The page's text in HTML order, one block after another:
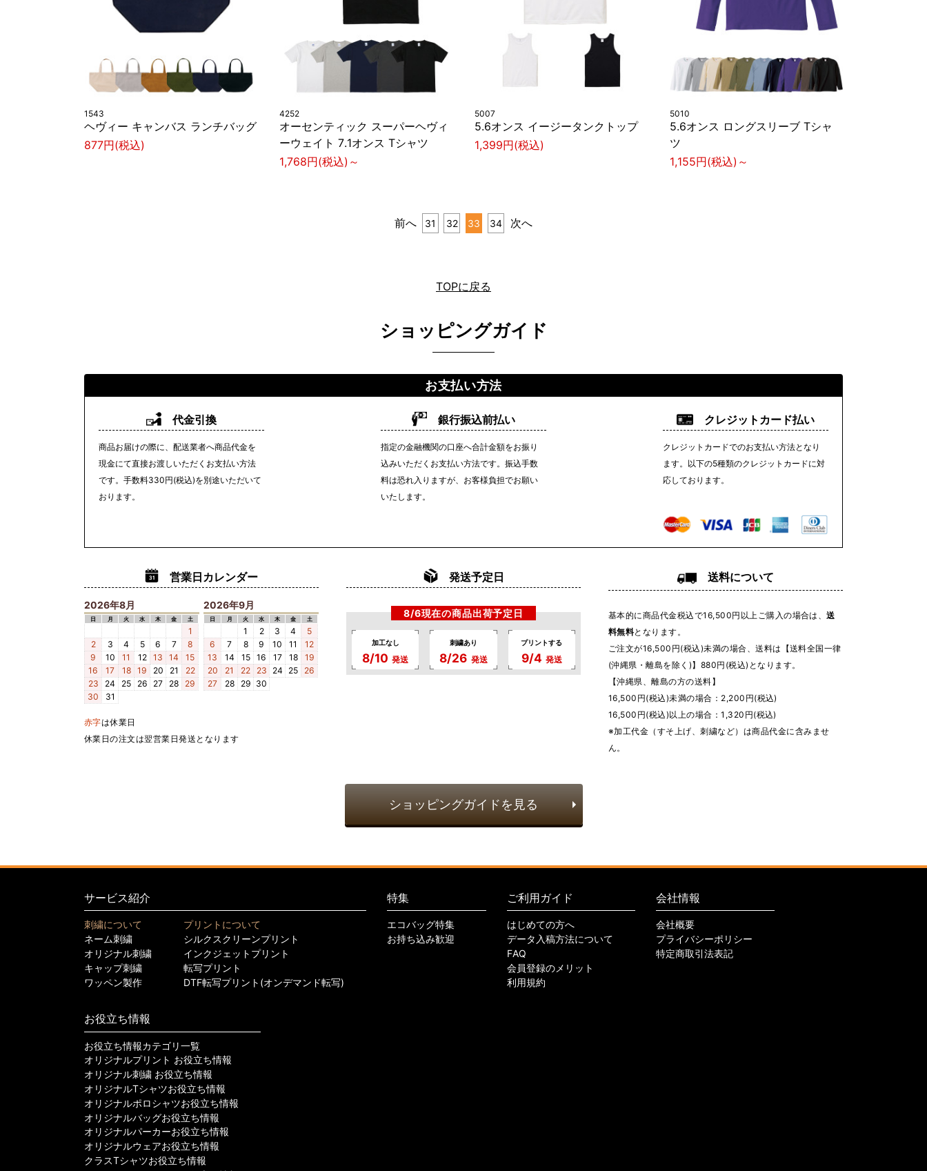
1543
ヘヴィー キャンバス ランチバッグ
877円(税込)
4252
オーセンティック スーパーヘヴィ
ーウェイト 7.1オンス Tシャツ
1,768円(税込)～
5007
5.6オンス イージータンクトップ
1,399円(税込)
5010
5.6オンス ロングスリーブ Tシャ
ツ
1,155円(税込)～
前へ 31 32 33 34 次へ
TOPに戻る
ショッピングガイド
お支払い方法
代金引換
商品お届けの際に、配送業者へ商品代金を
現金にて直接お渡しいただくお支払い方法
です。手数料330円(税込)を別途いただいて
おります。
銀行振込前払い
指定の金融機関の口座へ合計金額をお振り
込みいただくお支払い方法です。振込手数
料は恐れ入りますが、お客様負担でお願い
いたします。
クレジットカード払い
クレジットカードでのお支払い方法となり
ます。以下の5種類のクレジットカードに対
応しております。
営業日カレンダー
2026年8月
日 月 火 水 木 金 土
1
2
3 4 5 6 7
8
9
10 11 12 13 14
15
16
17 18 19 20 21
22
23
24 25 26 27 28
29
30
31
2026年9月
日 月 火 水 木 金 土
1 2 3 4
5
6
7 8 9 10 11
12
13
14 15 16 17 18
19
20
21 22 23 24 25
26
27
28 29 30
赤字は休業日
休業日の注文は翌営業日発送となります
発送予定日
8/6現在の商品出荷予定日
加工なし
8/10 発送
刺繍あり
8/26 発送
プリントする
9/4 発送
送料について
基本的に商品代金税込で16,500円以上ご購入の場合は、送
料無料となります。
ご注文が16,500円(税込)未満の場合、送料は【送料全国一律
(沖縄県・離島を除く)】880円(税込)となります。
【沖縄県、離島の方の送料】
16,500円(税込)未満の場合：2,200円(税込)
16,500円(税込)以上の場合：1,320円(税込)
※加工代金（すそ上げ、刺繍など）は商品代金に含みませ
ん。
ショッピングガイドを見る
サービス紹介
刺繍について
ネーム刺繍
オリジナル刺繍
キャップ刺繍
ワッペン製作
プリントについて
シルクスクリーンプリント
インクジェットプリント
転写プリント
DTF転写プリント(オンデマンド転写)
特集
エコバッグ特集
お持ち込み歓迎
ご利用ガイド
はじめての方へ
データ入稿方法について
FAQ
会員登録のメリット
利用規約
会社情報
会社概要
プライバシーポリシー
特定商取引法表記
お役立ち情報
お役立ち情報カテゴリ一覧
オリジナルプリント お役立ち情報
オリジナル刺繍 お役立ち情報
オリジナルTシャツお役立ち情報
オリジナルポロシャツお役立ち情報
オリジナルバッグお役立ち情報
オリジナルパーカーお役立ち情報
オリジナルウェアお役立ち情報
クラスTシャツお役立ち情報